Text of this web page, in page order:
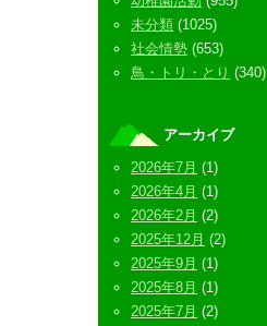
未分類 (1025)
社会情勢 (653)
鳥・トリ・とり (340)
アーカイブ
2026年7月 (1)
2026年4月 (1)
2026年2月 (2)
2025年12月 (2)
2025年9月 (1)
2025年8月 (1)
2025年7月 (2)